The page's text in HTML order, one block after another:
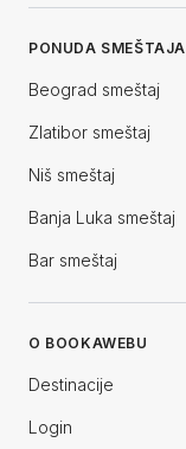
PONUDA SMEŠTAJA
Beograd smeštaj
Zlatibor smeštaj
Niš smeštaj
Banja Luka smeštaj
Bar smeštaj
O BOOKAWEBU
Destinacije
Login